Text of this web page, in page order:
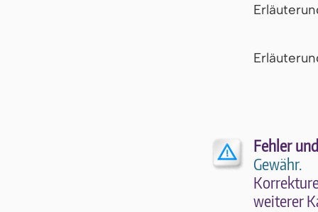
Fehler
Gewähr.
wei­te­rer